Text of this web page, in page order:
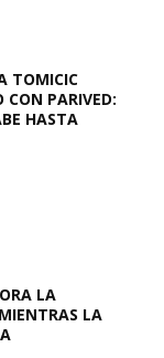
TOMICIC
CON PARIVED:
HASTA
LA
LA